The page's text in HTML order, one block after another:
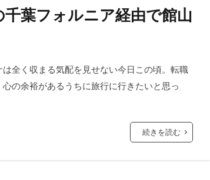
千葉フォルニア経由で館山
全く収まる気配を見せない今日この頃。転職
の余裕があるうちに旅行に行きたいと思っ
続きを読む